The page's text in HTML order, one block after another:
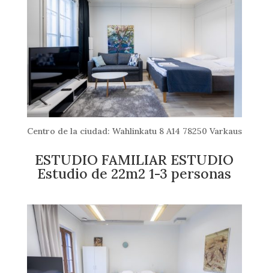
Centro de la ciudad: Wahlinkatu 8 A14 78250 Varkaus
ESTUDIO FAMILIAR ESTUDIO
Estudio de 22m2 1-3 personas